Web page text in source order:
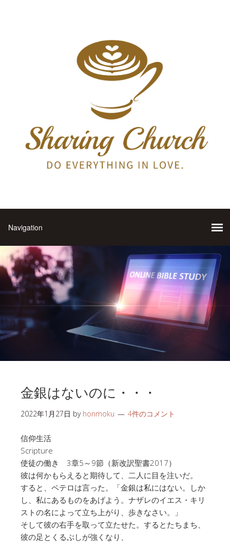
金銀はないのに・・・
2022年1月27日 by honmoku 4件のコメント
信仰生活
Scripture
使徒の働き 3章5～9節（新改訳聖書2017）
彼は何かもらえると期待して、二人に目を注いだ。
すると、ペテロは言った。「金銀は私にはない。しか
し、私にあるものをあげよう。ナザレのイエス・キリ
ストの名によって立ち上がり、歩きなさい。」
そして彼の右手を取って立たせた。するとたちまち、
彼の足とくるぶしが強くなり、